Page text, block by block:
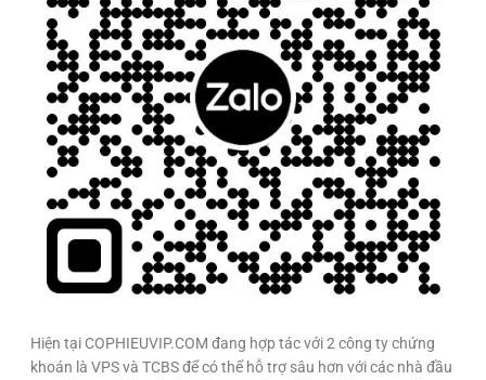
Hiện tại COPHIEUVIP.COM đang hợp tác với 2 công ty chứng
khoán là VPS và TCBS để có thể hỗ trợ sâu hơn với các nhà đầu